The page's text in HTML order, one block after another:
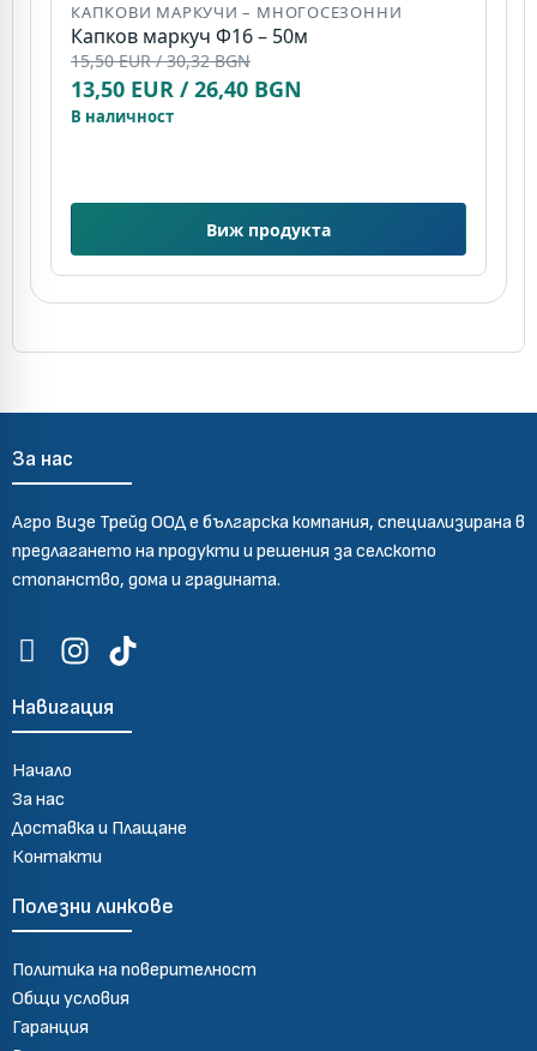
КАПКОВИ МАРКУЧИ – МНОГОСЕЗОННИ
Капков маркуч Ф16 – 50м
15,50 EUR / 30,32 BGN
13,50 EUR / 26,40 BGN
В наличност
Виж продукта
За нас
Агро Визе Трейд ООД е българска компания, специализирана в
предлагането на продукти и решения за селското
стопанство, дома и градината.
Навигация
Начало
За нас
Доставка и Плащане
Контакти
Полезни линкове
Политика на поверителност
Общи условия
Гаранция